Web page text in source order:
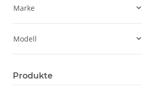
Marke
Modell
Produkte